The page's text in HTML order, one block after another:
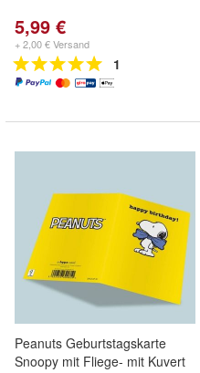
5,99 €
+ 2,00 € Versand
1
Peanuts Geburtstagskarte
Snoopy mit Fliege- mit Kuvert